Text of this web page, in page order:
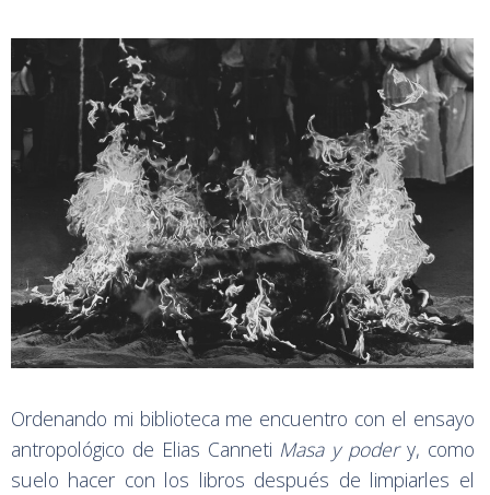
Ordenando mi biblioteca me encuentro con el ensayo
antropológico de Elias Canneti Masa y podery, como
suelo hacer con los libros después de limpiarles el